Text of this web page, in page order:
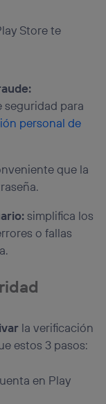
Store te
para
personal de
que la
simplifica los
o fallas
la verificación
estos 3 pasos:
en Play